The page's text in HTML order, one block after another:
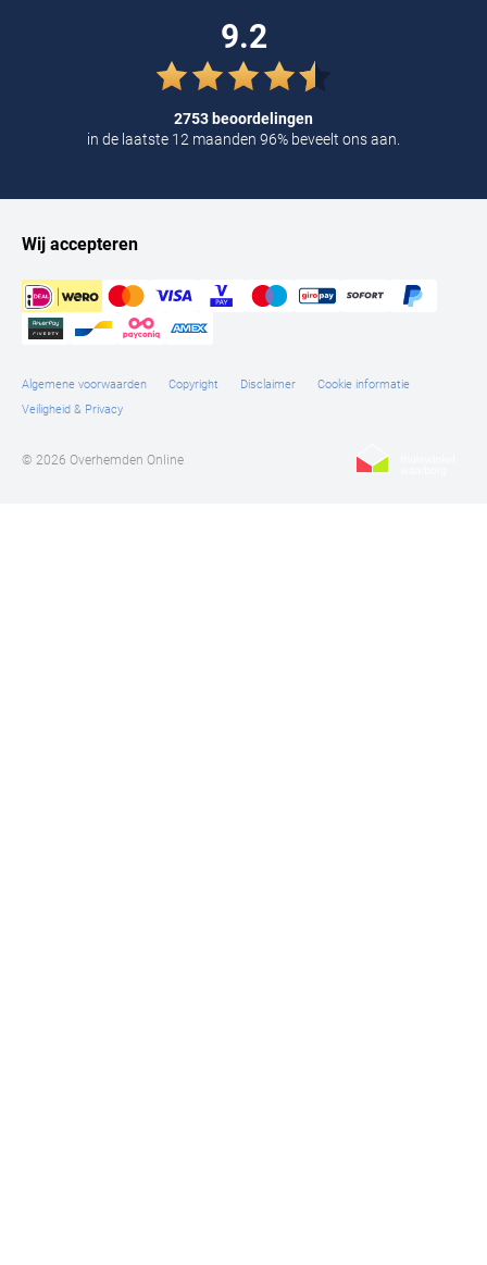
9.2
2753 beoordelingen
in de laatste 12 maanden 96% beveelt ons aan.
Wij accepteren
Algemene voorwaarden Copyright Disclaimer
Cookie informatie
Veiligheid & Privacy
© 2026 Overhemden Online